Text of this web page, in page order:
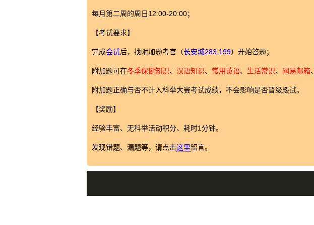
每月第二周的周日12:00-20:00；
【考试要求】
完成会试后，找附加题考官（长安城283,199）开始答题；
附加题可在冬季保健知识、 汉语知识、 常用英语、 生活常识、 网易邮箱、
附加题正确与否不计入科举大赛考试成绩，不会影响是否晋级殿试。
【奖励】
经验丰富、无科举活动积分、耗时1分钟。
发现错题、漏题等，请点击这里留言。